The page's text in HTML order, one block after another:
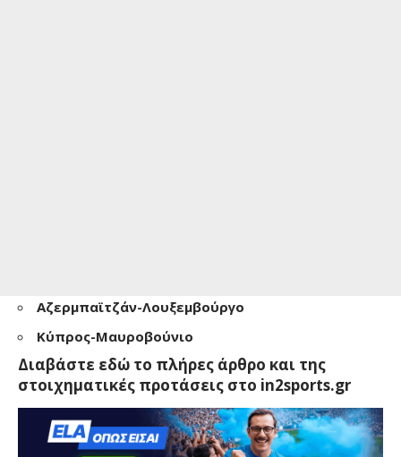
Αζερμπαϊτζάν-Λουξεμβούργο
Κύπρος-Μαυροβούνιο
Διαβάστε εδώ το πλήρες άρθρο και της
στοιχηματικές προτάσεις στο in2sports.gr